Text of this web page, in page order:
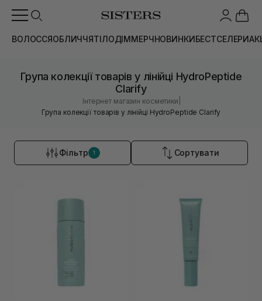
ВОЛОССЯОБЛИЧЧЯТІЛОДІММЕРЧНОВИНКИБЕСТСЕЛЕРИ
Група колекції товарів у лінійці HydroPeptide
Clarify
Інтернет магазин косметики
Група колекції товарів у лінійці HydroPeptide Clarify
Фільтр 1 Сортувати